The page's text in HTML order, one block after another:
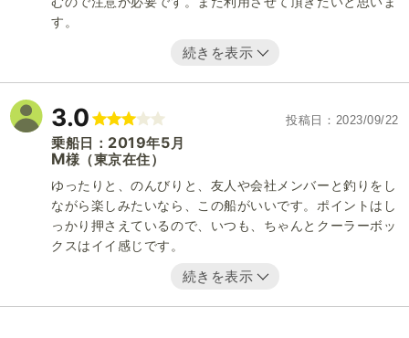
す。
続きを表示
3.0 投稿日 2023/09/22
乗船日： 2019年5 月
M様 （東京在住）
ゆったりと、のんびりと、友人や会社メンバーと釣りをし
ながら楽しみたいなら、この船がいいです。ポイントはし
っかり押さえているので、いつも、ちゃんとクーラーボッ
クスはイイ感じです。
続きを表示